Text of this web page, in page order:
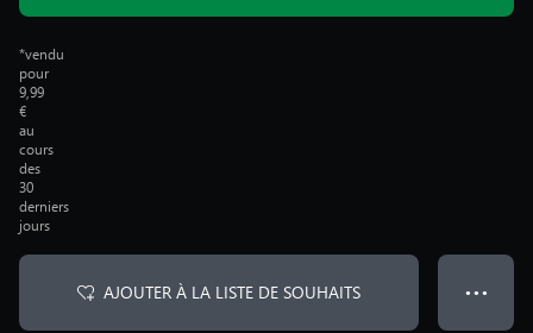
*vendu
pour
9,99
€
au
cours
des
30
derniers
jours
AJOUTER À LA LISTE DE SOUHAITS ● ● ●